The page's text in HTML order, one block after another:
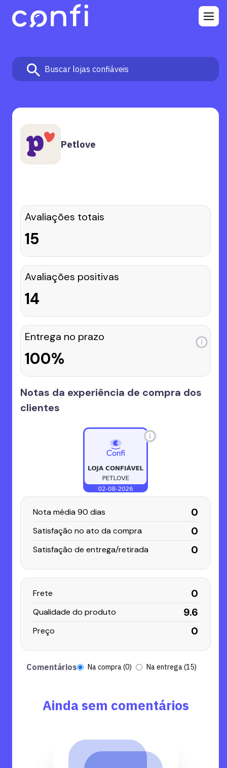
Petlove
Avaliações totais
15
Avaliações positivas
14
Entrega no prazo
100%
Notas da experiência de compra dos
clientes
Nota média 90 dias 0
Satisfação no ato da compra 0
Satisfação de entrega/retirada 0
Frete 0
Qualidade do produto 9.6
Preço 0
Comentários Na compra (0) Na entrega (15)
Ainda sem comentários